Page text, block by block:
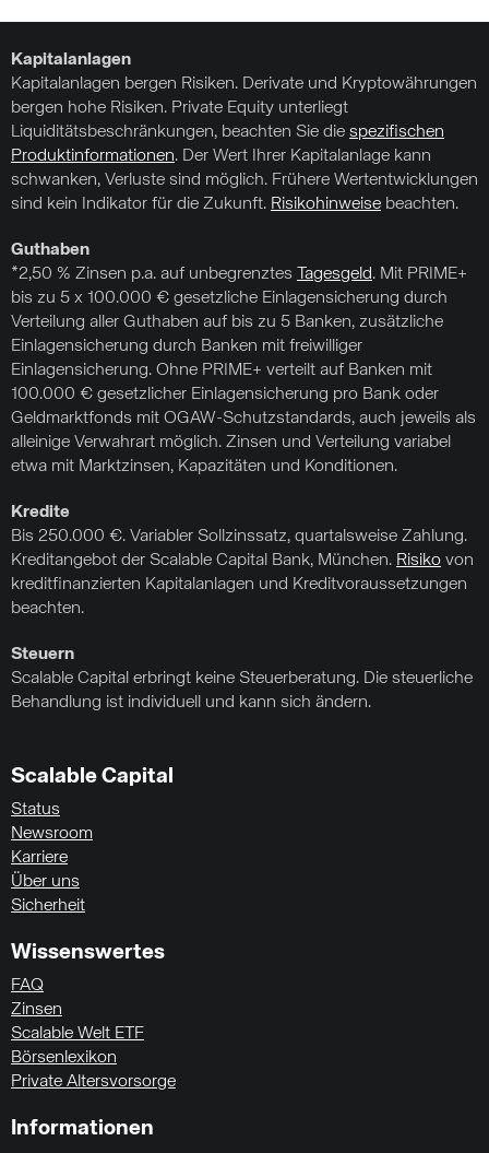
Kapitalanlagen
Kapitalanlagen bergen Risiken. Derivate und Kryptowährungen
bergen hohe Risiken. Private Equity unterliegt
Liquiditätsbeschränkungen, beachten Sie die spezifischen
Produktinformationen. Der Wert Ihrer Kapitalanlage kann
schwanken, Verluste sind möglich. Frühere Wertentwicklungen
sind kein Indikator für die Zukunft. Risikohinweise beachten.
Guthaben
*2,50 % Zinsen p.a. auf unbegrenztes
Tagesgeld. Mit PRIME+
bis zu 5 x 100.000 € gesetzliche Einlagensicherung durch
Verteilung aller Guthaben auf bis zu 5 Banken, zusätzliche
Einlagensicherung durch Banken mit freiwilliger
Einlagensicherung. Ohne PRIME+ verteilt auf Banken mit
100.000 € gesetzlicher Einlagensicherung pro Bank oder
Geldmarktfonds mit OGAW-Schutzstandards, auch jeweils als
alleinige Verwahrart möglich. Zinsen und Verteilung variabel
etwa mit Marktzinsen, Kapazitäten und Konditionen.
Kredite
Bis 250.000 €. Variabler Sollzinssatz, quartalsweise Zahlung.
Kreditangebot der Scalable Capital Bank, München. Risiko von
kreditfinanzierten Kapitalanlagen und Kreditvoraussetzungen
beachten.
Steuern
Scalable Capital erbringt keine Steuerberatung. Die steuerliche
Behandlung ist individuell und kann sich ändern.
Scalable Capital
Status
Newsroom
Karriere
Über uns
Sicherheit
Wissenswertes
FAQ
Zinsen
Scalable Welt ETF
Börsenlexikon
Private Altersvorsorge
Informationen